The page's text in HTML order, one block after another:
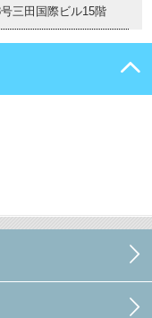
三田国際ビル15階